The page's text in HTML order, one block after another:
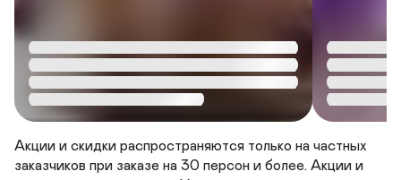
Акции и скидки распространяются только на частных
заказчиков при заказе на 30 персон и более. Акции и